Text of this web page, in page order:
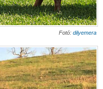
Fotó: dilyemera